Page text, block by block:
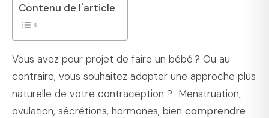
Contenu de l'article
Vous avez pour projet de faire un bébé ? Ou au
contraire, vous souhaitez adopter une approche plus
naturelle de votre contraception ? Menstruation,
ovulation, sécrétions, hormones, bien comprendre